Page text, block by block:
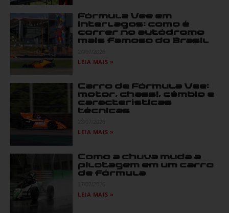
Fórmula Vee em
Interlagos: como é
correr no autódromo
mais famoso do Brasil
LEIA MAIS »
Carro de Fórmula Vee:
motor, chassi, câmbio e
características
técnicas
LEIA MAIS »
Como a chuva muda a
pilotagem em um carro
de fórmula
LEIA MAIS »